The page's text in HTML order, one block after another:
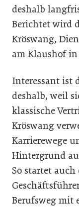
deshalb
Berichtet wird
Kröswang,
am Klaushof
Interessant ist
deshalb, weil
klassische
Kröswang
Karrierewege
Hintergrund
So startet
Berufsweg mit